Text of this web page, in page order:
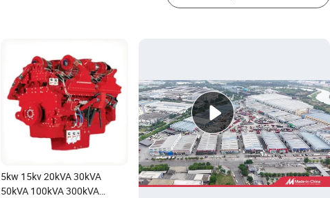
5kw 15kv 20kVA 30kVA
50kVA 100kVA 300kVA